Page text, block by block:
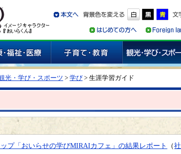
光・学び・スポーツ > 学び > 生涯学習ガイド
プ「おいらせの学びMIRAIカフェ」の結果レポート （社